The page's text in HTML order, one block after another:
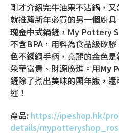
剛才介紹完牛油果不沾鍋，
就推薦新年必買的另一個廚
瑰金中式鍋鏟， My Pottery
不含BPA，用料為食品級矽
色不銹鋼手柄，亮麗的金色
榮華富貴、財源廣進。用My
鏟除了煮出美味的團年飯，
運！
產品: https://ipeshop.hk/
details/